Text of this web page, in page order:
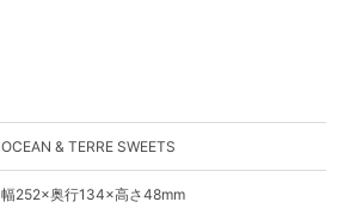
OCEAN & TERRE SWEETS
幅252×奥行134×高さ48mm